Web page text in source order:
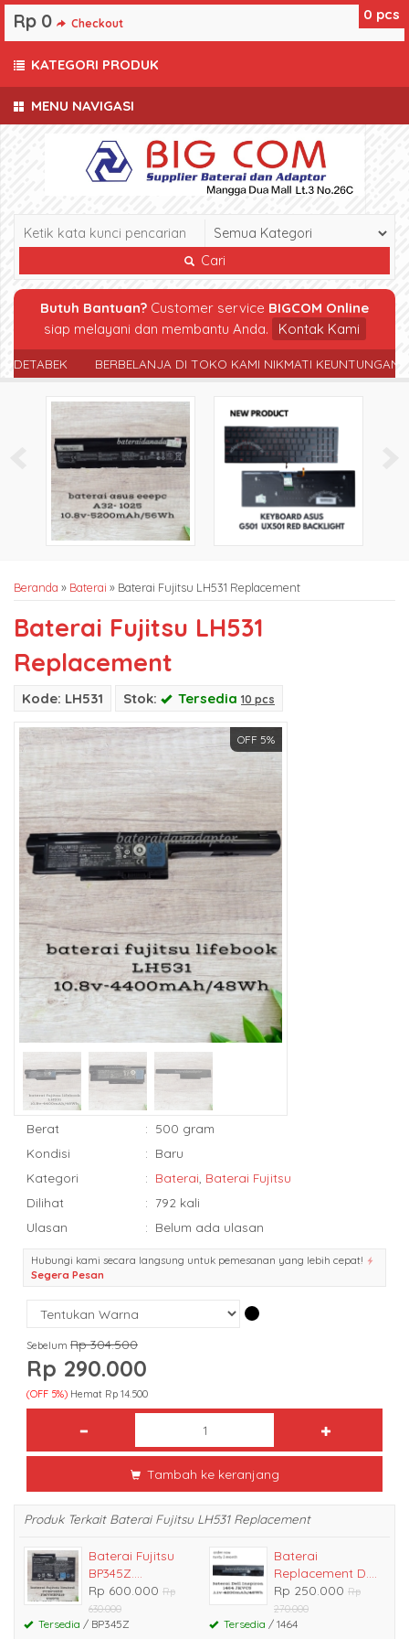
MENU NAVIGASI
Cari
Butuh Bantuan? Customer service BIGCOM Online
siap melayani dan membantu Anda.
Kontak Kami
BERBELANJA DI TOKO KAMI NIKMATI KEUNTUNGANNYA
Beranda » Baterai » Baterai Fujitsu LH531 Replacement
Baterai Fujitsu LH531
Replacement
Kode: LH531 Stok: Tersedia 10 pcs
OFF 5%
Berat : 500 gram
Kondisi
: Baru
Kategori
: Baterai, Baterai Fujitsu
Dilihat
: 792 kali
Ulasan
: Belum ada ulasan
Hubungi kami secara langsung untuk pemesanan yang lebih cepat!
Segera Pesan
Sebelum Rp 304.500
Rp 290.000
(OFF 5%) Hemat Rp 14.500
Tambah ke keranjang
Produk Terkait Baterai Fujitsu LH531 Replacement
Baterai Fujitsu
BP345Z....
Rp 600.000 Rp
630.000
Tersedia / BP345Z
Baterai
Replacement D....
Rp 250.000 Rp
270.000
Tersedia / 1464
0 pcs
Rp 0 Checkout
KATEGORI PRODUK